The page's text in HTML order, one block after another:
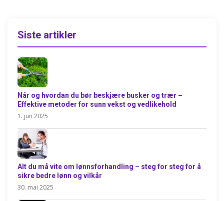
Siste artikler
Når og hvordan du bør beskjære busker og trær –
Effektive metoder for sunn vekst og vedlikehold
1. jun 2025
Alt du må vite om lønnsforhandling – steg for steg for å
sikre bedre lønn og vilkår
30. mai 2025